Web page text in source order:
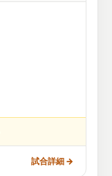
試合詳細 →